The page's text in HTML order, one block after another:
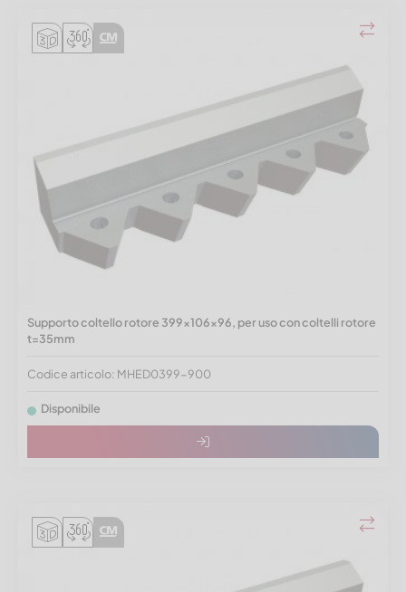
Supporto coltello rotore 399x106x96, per uso con coltelli rotore
t=35mm
Codice articolo: MHED0399-900
Disponibile